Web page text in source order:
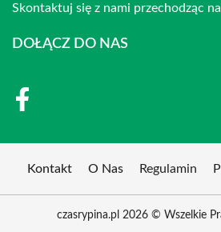
Skontaktuj się z nami przechodząc
DOŁĄCZ DO NAS
Kontakt O Nas Regulamin
czasrypina.pl 2026 © Wszelkie